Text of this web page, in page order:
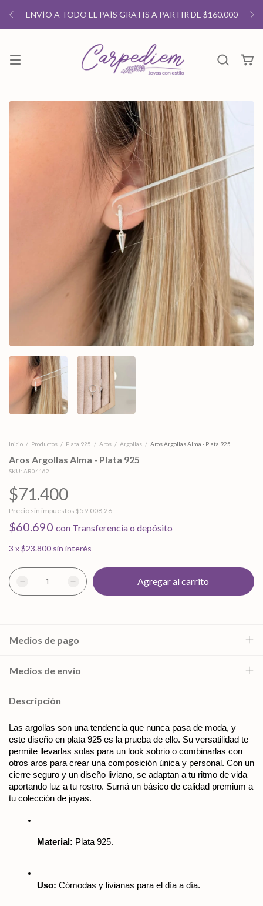
ENVÍO A TODO EL PAÍS GRATIS A PARTIR DE $160.000
Inicio / Productos / Plata 925 / Aros / Argollas / Aros Argollas Alma - Plata 925
Aros Argollas Alma - Plata 925
SKU: AR04162
$71.400
Precio sin impuestos $59.008,26
$60.690 con Transferencia o depósito
3 x$23.800 sin interés
Medios de pago
Medios de envío
Descripción
Las argollas son una tendencia que nunca pasa de moda, y
este diseño en plata 925 es la prueba de ello. Su versatilidad te
permite llevarlas solas para un look sobrio o combinarlas con
otros aros para crear una composición única y personal. Con un
cierre seguro y un diseño liviano, se adaptan a tu ritmo de vida
aportando luz a tu rostro. Sumá un básico de calidad premium a
tu colección de joyas.
Material: Plata 925.
Uso: Cómodas y livianas para el día a día.